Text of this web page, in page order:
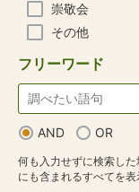
崇敬会
その他
フリーワード
AND OR
何も入力せずに検索し
にも含まれるすべてを表